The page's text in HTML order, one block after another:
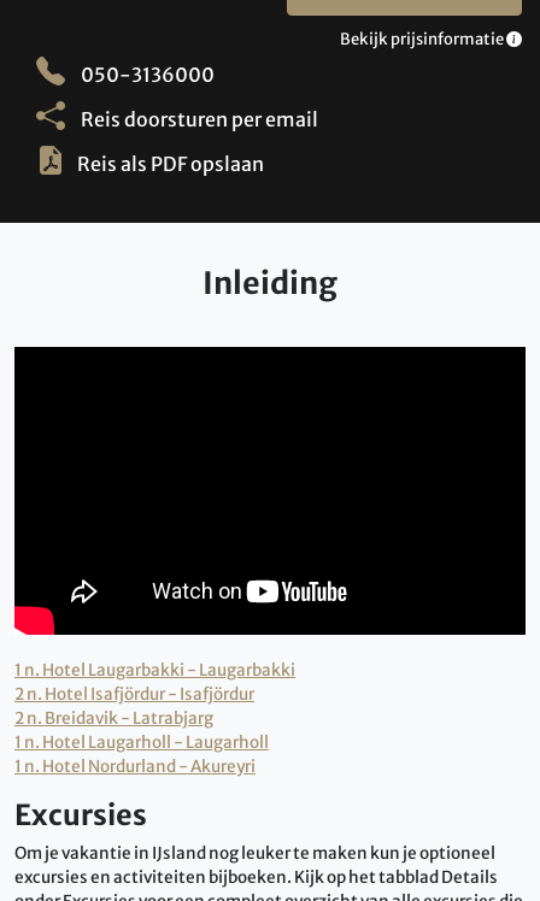
Bekijk prijsinformatie
050-3136000
Reis doorsturen per email
Reis als PDF opslaan
Inleiding
1 n. Hotel Laugarbakki - Laugarbakki
2 n. Hotel Isafjördur - Isafjördur
2 n. Breidavik - Latrabjarg
1 n. Hotel Laugarholl - Laugarholl
1 n. Hotel Nordurland - Akureyri
Excursies
Om je vakantie in IJsland nog leuker te maken kun je optioneel
excursies en activiteiten bijboeken. Kijk op het tabblad Details